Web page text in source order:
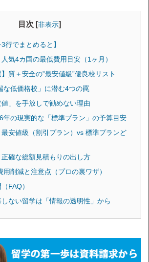
目次 [非表示]
3行でまとめると】
気4カ国の最低費用目安（1ヶ月）
】質＋安全の”最安値級”優良校リスト
な低価格校」に潜む4つの罠
」を手放しで勧めない理由
年の現実的な「標準プラン」の予算目安
最安値級（割引プラン）vs 標準プランど
確な総額見積もりの出し方
用削減と注意点（プロの裏ワザ）
FAQ）
ない留学は「情報の透明性」から